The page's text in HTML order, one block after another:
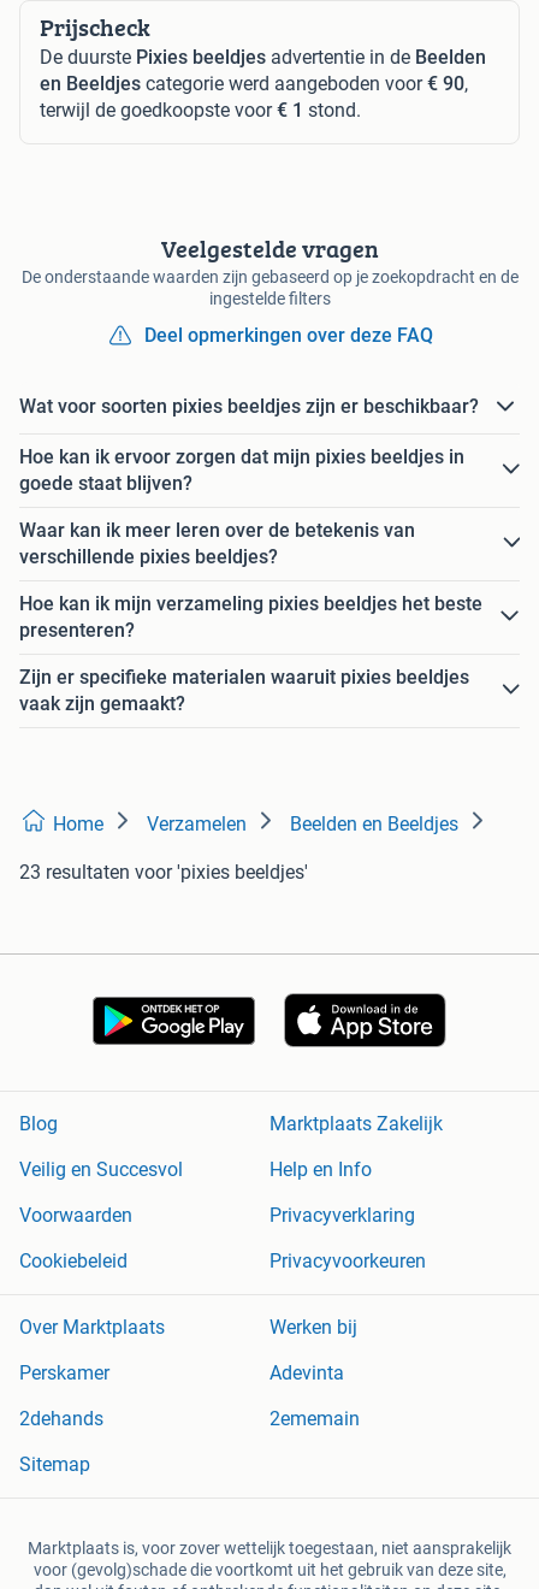
Prijscheck
De duurste Pixies beeldjes advertentie in de Beelden
en Beeldjes categorie werd aangeboden voor€ 90,
terwijl de goedkoopste voor€ 1 stond.
Veelgestelde vragen
De onderstaande waarden zijn gebaseerd op je zoekopdracht en de
ingestelde filters
Deel opmerkingen over deze FAQ
Wat voor soorten pixies beeldjes zijn er beschikbaar?
Hoe kan ik ervoor zorgen dat mijn pixies beeldjes in
goede staat blijven?
Waar kan ik meer leren over de betekenis van
verschillende pixies beeldjes?
Hoe kan ik mijn verzameling pixies beeldjes het beste
presenteren?
Zijn er specifieke materialen waaruit pixies beeldjes
vaak zijn gemaakt?
Home Verzamelen Beelden en Beeldjes
23 resultaten voor 'pixies beeldjes'
Blog
Marktplaats Zakelijk
Veilig en Succesvol
Help en Info
Voorwaarden
Privacyverklaring
Cookiebeleid
Privacyvoorkeuren
Over Marktplaats
Werken bij
Perskamer
Adevinta
2dehands
2ememain
Sitemap
Marktplaats is, voor zover wettelijk toegestaan, niet aansprakelijk
voor (gevolg)schade die voortkomt uit het gebruik van deze site,